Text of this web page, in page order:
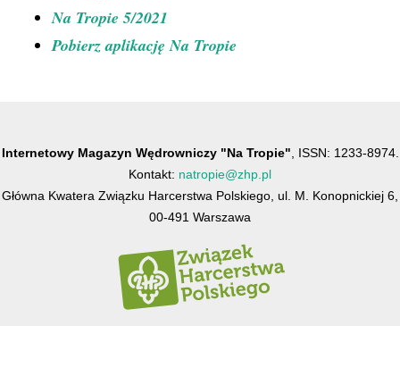
Na Tropie 5/2021
Pobierz aplikację Na Tropie
Internetowy Magazyn Wędrowniczy "Na Tropie" , ISSN: 1233-8974.
Kontakt: natropie@zhp.pl
Główna Kwatera Związku Harcerstwa Polskiego, ul. M. Konopnickiej 6,
00-491 Warszawa